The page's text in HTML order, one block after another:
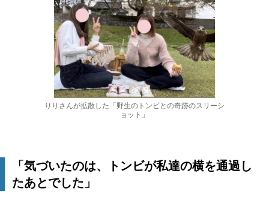
りりさんが拡散した「野生のトンビとの奇跡のスリーシ
ョット」
「気づいたのは、トンビが私達の横を通過し
たあとでした」